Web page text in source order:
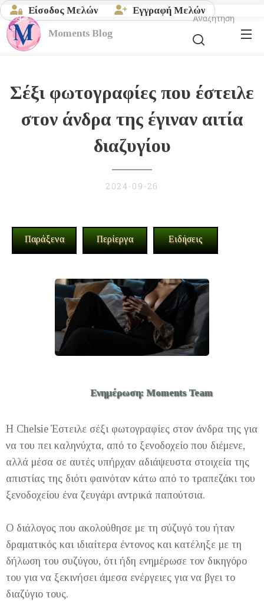
Είσοδος Μελών Εγγραφή Μελών
Moments Blog
Αναζήτηση
Σέξι φωτογραφίες που έστειλε
στον άνδρα της έγιναν αιτία
διαζυγίου
2024-09-26
Παράξενα Περίεργα Ειδήσεις
Ενημέρωση: Moments Team
Η Chelsie Έστειλε σέξι φωτογραφίες στον άνδρα της για
να του πει καληνύχτα, από το ξενοδοχείο που διέμενε,
αλλά μέσα σε αυτές υπήρχαν αδιάψευστα στοιχεία της
απιστίας της διότι φαινόταν κάτω από το τραπεζάκι του
ξενοδοχείου ένα ζευγάρι αντρικά παπούτσια.
Ο διάλογος που ακολούθησε με τη σύζυγό του ήταν
δραματικός και ιδιαίτερα έντονος και κατέληξε με τη
δήλωση του συζύγου, ότι ήδη ενημέρωσε τον δικηγόρο
του για να ξεκινήσει άμεσα ενέργειες για να βγει το
διαζύγιο τους.